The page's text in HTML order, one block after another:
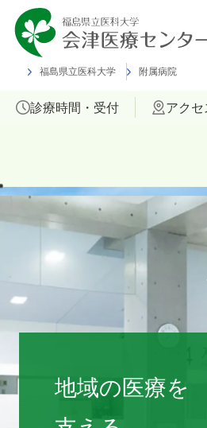
福島県立医科大学 附属病院
外来受診の方
入院・ご面会の方
診療科
当院について
医療関係者の方へ
診療時間・受付 アクセ
福島県立医科大
地域の医療を